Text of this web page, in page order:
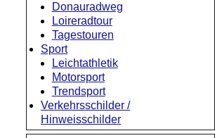
Donauradweg
Loireradtour
Tagestouren
Sport
Leichtathletik
Motorsport
Trendsport
Verkehrsschilder /
Hinweisschilder